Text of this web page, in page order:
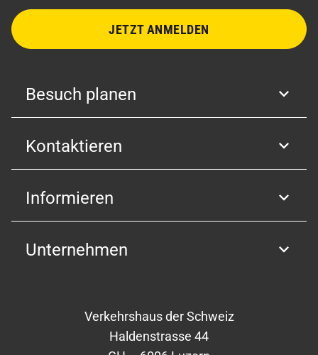
JETZT ANMELDEN
Besuch planen
Kontaktieren
Informieren
Unternehmen
Verkehrshaus der Schweiz
Haldenstrasse 44